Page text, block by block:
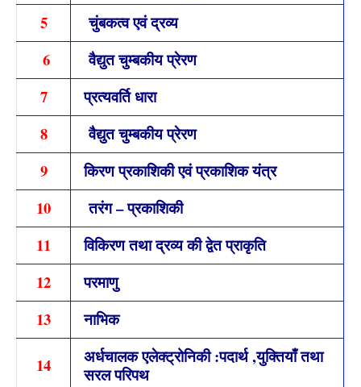
5
चुंबकत्व एवं द्रव्य
6
वैद्युत चुम्बकीय प्रेरण
7
प्रत्यवर्ति धारा
8
वैद्युत चुम्बकीय प्रेरण
9
किरण प्रकाशिकी एवं प्रकाशिक यंत्र
10
तरंग – प्रकाशिकी
11
विकिरण तथा द्रव्य की द्वेत प्राकृति
12
परमाणु
13
नाभिक
14
अर्धचालक एलेक्ट्रोनिकी :पदार्थ ,युक्तियाँ तथा
सरल परिपथ